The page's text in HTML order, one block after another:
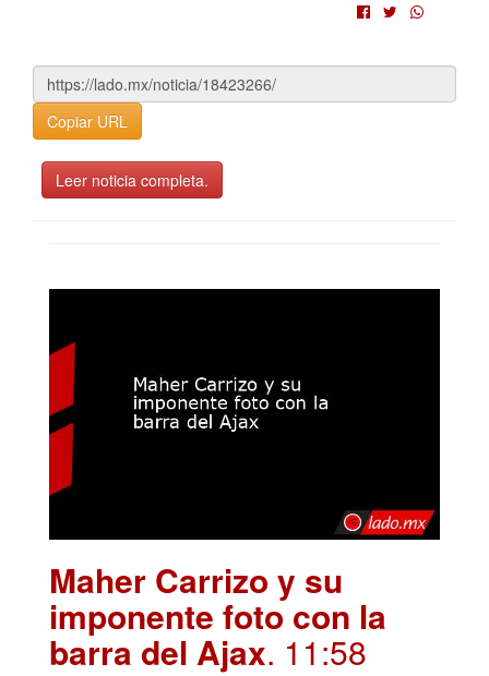
Copiar URL
Leer noticia completa.
Maher Carrizo y su
imponente foto con la
barra del Ajax. 11:58